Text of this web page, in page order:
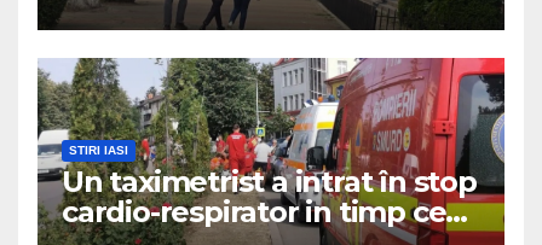
STIRI IASI
Un taximetrist a intrat în stop
cardio-respirator in timp ce